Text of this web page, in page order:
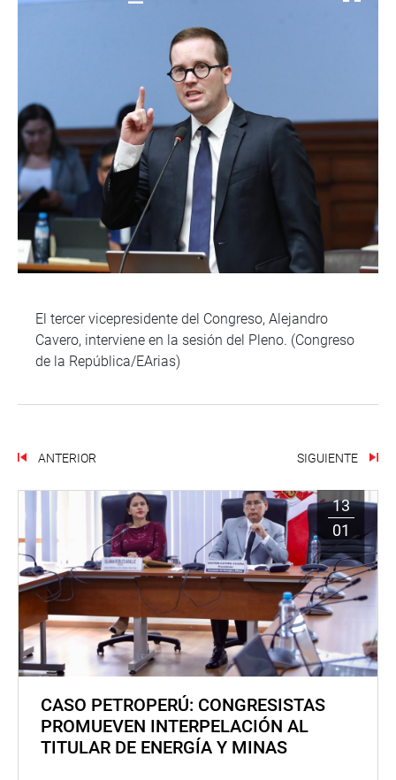
El tercer vicepresidente del Congreso, Alejandro
Cavero, interviene en la sesión del Pleno. (Congreso
de la República/EArias)
ANTERIOR SIGUIENTE
13
01
CASO PETROPERÚ: CONGRESISTAS
PROMUEVEN INTERPELACIÓN AL
TITULAR DE ENERGÍA Y MINAS